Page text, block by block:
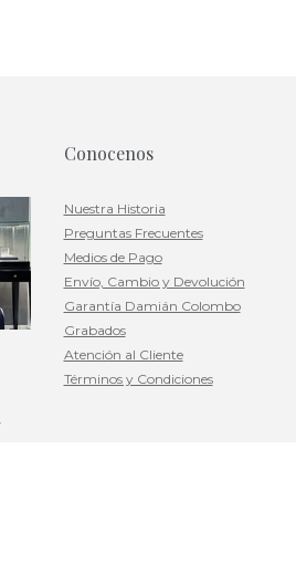
Conocenos
Nuestra Historia
Preguntas Frecuentes
Medios de Pago
Envío, Cambio y Devolución
Garantía Damián Colombo
Grabados
Atención al Cliente
Términos y Condiciones